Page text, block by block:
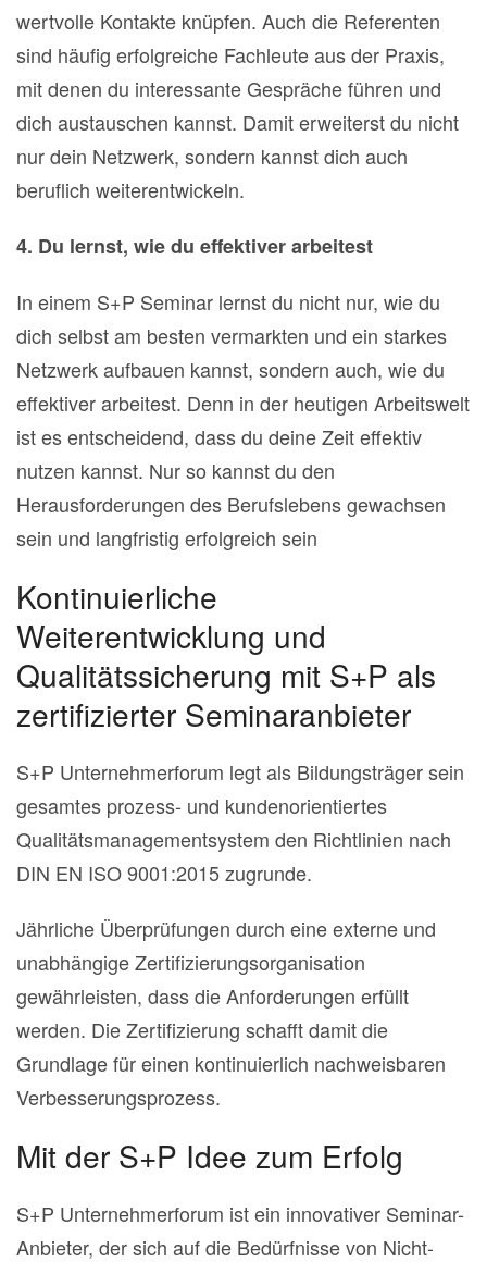
wertvolle Kontakte knüpfen. Auch die Referenten
sind häufig erfolgreiche Fachleute aus der Praxis,
mit denen du interessante Gespräche führen und
dich austauschen kannst. Damit erweiterst du nicht
nur dein Netzwerk, sondern kannst dich auch
beruflich weiterentwickeln.
4. Du lernst, wie du effektiver arbeitest
In einem S+P Seminar lernst du nicht nur, wie du
dich selbst am besten vermarkten und ein starkes
Netzwerk aufbauen kannst, sondern auch, wie du
effektiver arbeitest. Denn in der heutigen Arbeitswelt
ist es entscheidend, dass du deine Zeit effektiv
nutzen kannst. Nur so kannst du den
Herausforderungen des Berufslebens gewachsen
sein und langfristig erfolgreich sein
Kontinuierliche
Weiterentwicklung und
Qualitätssicherung mit S+P als
zertifizierter Seminaranbieter
S+P Unternehmerforum legt als Bildungsträger sein
gesamtes prozess- und kundenorientiertes
Qualitätsmanagementsystem den Richtlinien nach
DIN EN ISO 9001:2015 zugrunde.
Jährliche Überprüfungen durch eine externe und
unabhängige Zertifizierungsorganisation
gewährleisten, dass die Anforderungen erfüllt
werden. Die Zertifizierung schafft damit die
Grundlage für einen kontinuierlich nachweisbaren
Verbesserungsprozess.
Mit der S+P Idee zum Erfolg
S+P Unternehmerforum ist ein innovativer Seminar-
Anbieter, der sich auf die Bedürfnisse von Nicht-